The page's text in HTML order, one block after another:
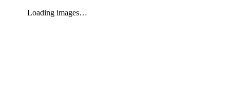
Loading images…